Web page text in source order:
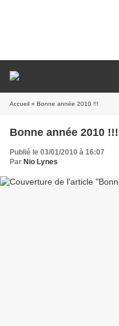
Accueil » Bonne année 2010 !!!
Bonne année 2010 !!!
Publié le 03/01/2010 à 16:07
Par Nio Lynes